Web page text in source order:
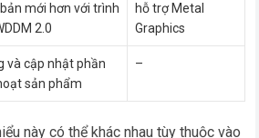
mới hơn với trình
2.0
hỗ trợ Metal
Graphics
và cập nhật phần
sản phẩm
–
này có thể khác nhau tùy thuộc vào